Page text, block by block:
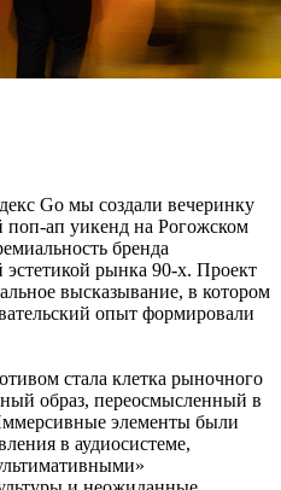
Go мы создали вечеринку
поп-ап уикенд на Рогожском
бренда
эстетикой рынка 90-х. Проект
высказывание, в котором
опыт формировали
стала клетка рыночного
образ, переосмысленный в
элементы были
в аудиосистеме,